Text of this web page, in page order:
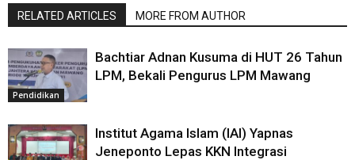
RELATED ARTICLES MORE FROM AUTHOR
Pendidikan
Bachtiar Adnan Kusuma di HUT 26 Tahun
LPM, Bekali Pengurus LPM Mawang
Institut Agama Islam (IAI) Yapnas
Jeneponto Lepas KKN Integrasi